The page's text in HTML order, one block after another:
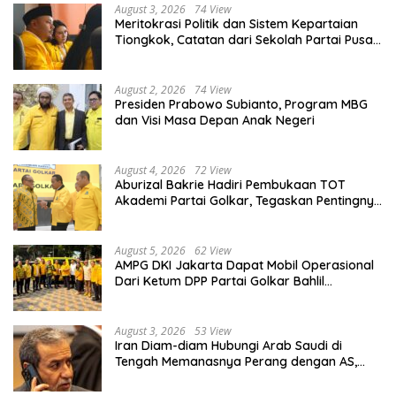
August 3, 2026 74 View
Meritokrasi Politik dan Sistem Kepartaian
Tiongkok, Catatan dari Sekolah Partai Pusat
August 2, 2026 74 View
Presiden Prabowo Subianto, Program MBG
dan Visi Masa Depan Anak Negeri
August 4, 2026 72 View
Aburizal Bakrie Hadiri Pembukaan TOT
Akademi Partai Golkar, Tegaskan Pentingnya
August 5, 2026 62 View
AMPG DKI Jakarta Dapat Mobil Operasional
Dari Ketum DPP Partai Golkar Bahlil
August 3, 2026 53 View
Iran Diam-diam Hubungi Arab Saudi di
Tengah Memanasnya Perang dengan AS,